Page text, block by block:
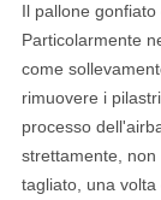
Il pallone
Particolarmente
come
rimuovere i
processo
strettamente,
tagliato, una